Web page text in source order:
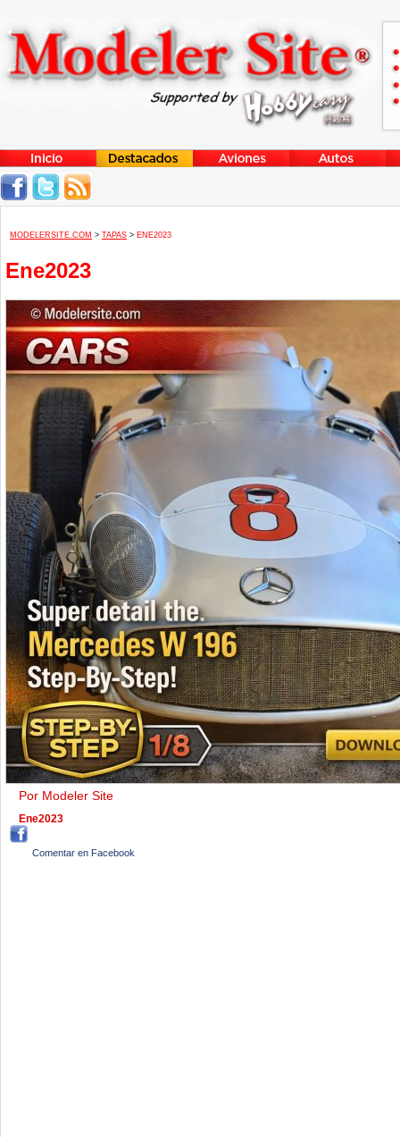
MODELERSITE.COM > TAPAS > ENE2023
Ene2023
Por Modeler Site
Ene2023
Comentar en Facebook